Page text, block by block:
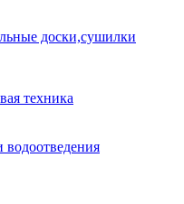
доски,сушилки
техника
водоотведения